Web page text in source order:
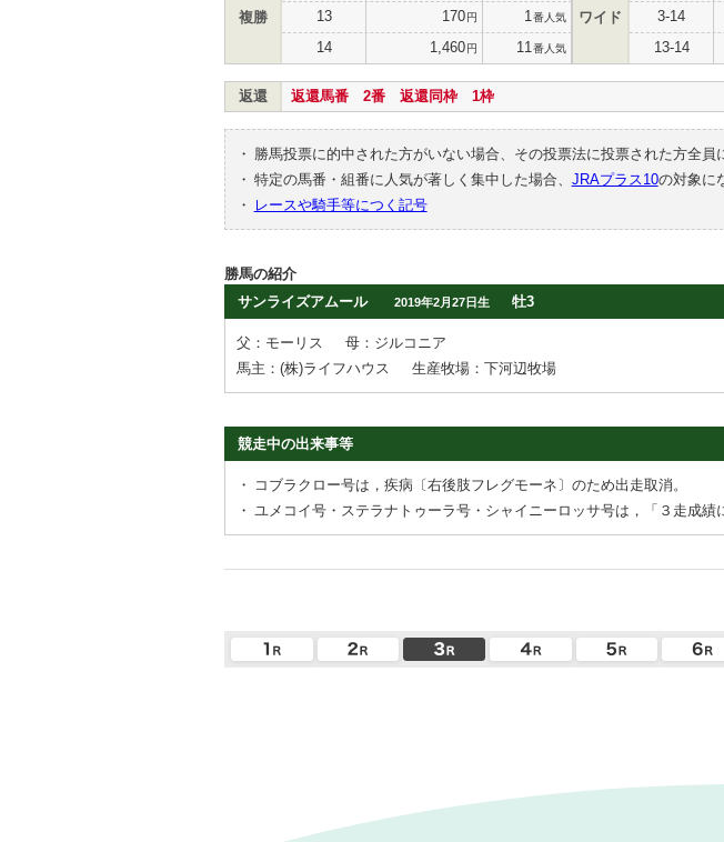
複勝 13 170円 1 番人気
14 1,460円 11 番人気
ワイド 3-14
13-14
返還 返還馬番 2番 返還同枠 1枠
・ 勝馬投票に的中された方がいない場合、その投票法に投票された方全員
・ 特定の馬番・組番に人気が著しく集中した場合、 JRAプラス10の対象に
・
レースや騎手等につく記号
勝馬の紹介
サンライズアムール
2019年2月27日生 牡3
父：モーリス
母：ジルコニア
馬主：(株)ライフハウス
生産牧場：下河辺牧場
競走中の出来事等
・
コブラクロー号は，疾病〔右後肢フレグモーネ〕のため出走取消。
・ ユメコイ号・ステラナトゥーラ号・シャイニーロッサ号は，「３走成